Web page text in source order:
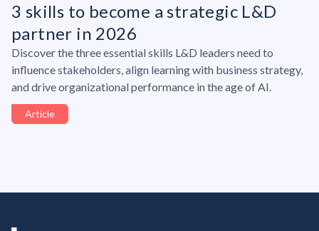
3 skills to become a strategic L&D
partner in 2026
Discover the three essential skills L&D leaders need to
influence stakeholders, align learning with business strategy,
and drive organizational performance in the age of AI.
Article